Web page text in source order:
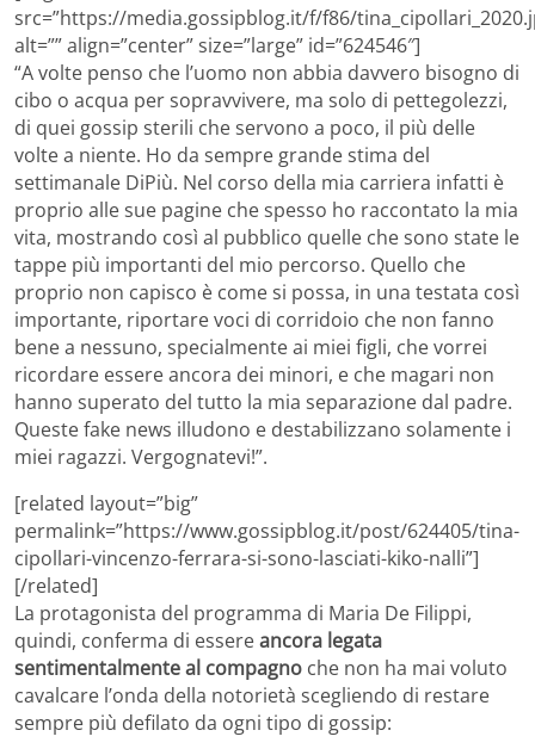
src=”https://media.gossipblog.it/f/f86/
alt=”” align=”center” size=”large” id=”624546″]
“A volte penso che l’uomo non abbia davvero bisogno di
cibo o acqua per sopravvivere, ma solo di pettegolezzi,
di quei gossip sterili che servono a poco, il più delle
volte a niente. Ho da sempre grande stima del
settimanale DiPiù. Nel corso della mia carriera infatti è
proprio alle sue pagine che spesso ho raccontato la mia
vita, mostrando così al pubblico quelle che sono state le
tappe più importanti del mio percorso. Quello che
proprio non capisco è come si possa, in una testata così
importante, riportare voci di corridoio che non fanno
bene a nessuno, specialmente ai miei figli, che vorrei
ricordare essere ancora dei minori, e che magari non
hanno superato del tutto la mia separazione dal padre.
Queste fake news illudono e destabilizzano solamente i
miei ragazzi. Vergognatevi!”.
[related layout=”big”
permalink=”https://www.gossipblog.it/post/624405/tina-
cipollari-vincenzo-ferrara-si-sono-lasciati-kiko-nalli”]
[/related]
La protagonista del programma di Maria De Filippi,
quindi, conferma di essereancora legata
sentimentalmente al compagno che non ha mai voluto
cavalcare l’onda della notorietà scegliendo di restare
sempre più defilato da ogni tipo di gossip: